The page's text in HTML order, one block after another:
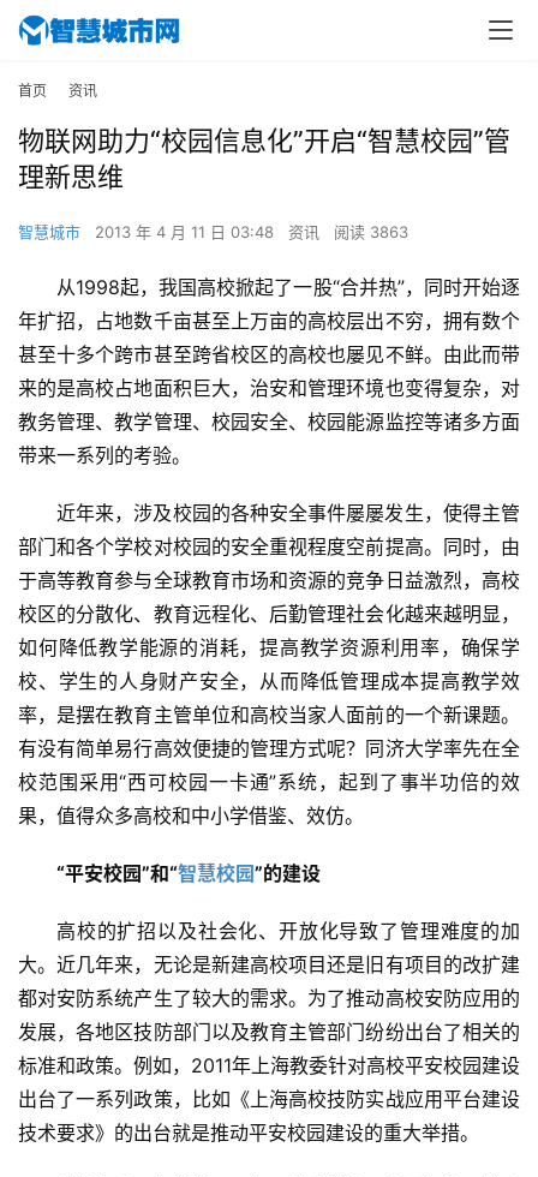
首页 资讯
物联网助力“校园信息化”开启“智慧校园”管
理新思维
智慧城市 2013 年 4 月 11 日 03:48 资讯 阅读 3863
从1998起，我国高校掀起了一股“合并热”，同时开始逐
年扩招，占地数千亩甚至上万亩的高校层出不穷，拥有数个
甚至十多个跨市甚至跨省校区的高校也屡见不鲜。由此而带
来的是高校占地面积巨大，治安和管理环境也变得复杂，对
教务管理、教学管理、校园安全、校园能源监控等诸多方面
带来一系列的考验。
近年来，涉及校园的各种安全事件屡屡发生，使得主管
部门和各个学校对校园的安全重视程度空前提高。同时，由
于高等教育参与全球教育市场和资源的竞争日益激烈，高校
校区的分散化、教育远程化、后勤管理社会化越来越明显，
如何降低教学能源的消耗，提高教学资源利用率，确保学
校、学生的人身财产安全，从而降低管理成本提高教学效
率，是摆在教育主管单位和高校当家人面前的一个新课题。
有没有简单易行高效便捷的管理方式呢？同济大学率先在全
校范围采用“西可校园一卡通”系统，起到了事半功倍的效
果，值得众多高校和中小学借鉴、效仿。
“平安校园”和“智慧校园”的建设
高校的扩招以及社会化、开放化导致了管理难度的加
大。近几年来，无论是新建高校项目还是旧有项目的改扩建
都对安防系统产生了较大的需求。为了推动高校安防应用的
发展，各地区技防部门以及教育主管部门纷纷出台了相关的
标准和政策。例如，2011年上海教委针对高校平安校园建设
出台了一系列政策，比如《上海高校技防实战应用平台建设
技术要求》的出台就是推动平安校园建设的重大举措。